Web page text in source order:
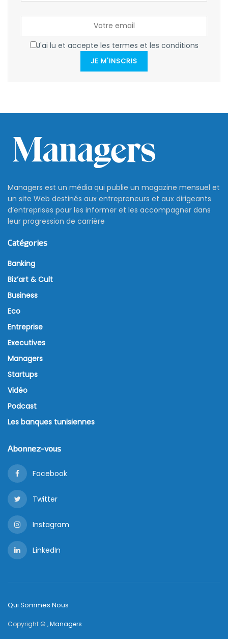
J'ai lu et accepte les termes et les conditions
JE M'INSCRIS
Managers est un média qui publie un magazine mensuel et
un site Web destinés aux entrepreneurs et aux dirigeants
d’entreprises pour les informer et les accompagner dans
leur progression de carrière
Catégories
Banking
Biz’art & Cult
Business
Eco
Entreprise
Executives
Managers
Startups
Vidéo
Podcast
Les banques tunisiennes
Abonnez-vous
Facebook
Twitter
Instagram
LinkedIn
Qui Sommes Nous
Copyright © ,Managers